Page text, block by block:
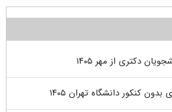
دکتری از مهر ۱۴۰۵
کنکور دانشگاه تهران ۱۴۰۵